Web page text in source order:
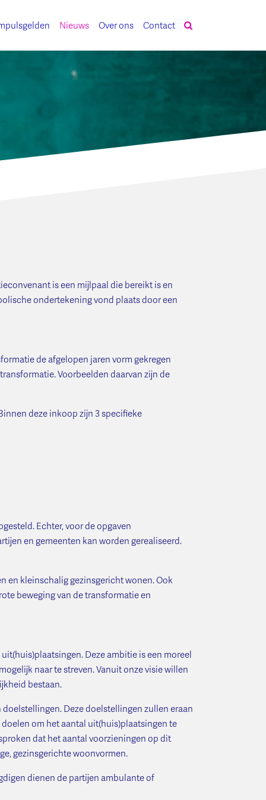
Nieuws Over ons Contact
is een mijlpaal die bereikt is en
ondertekening vond plaats door een
de afgelopen jaren vorm gekregen
Voorbeelden daarvan zijn de
deze inkoop zijn 3 specifieke
Echter, voor de opgaven
en gemeenten kan worden gerealiseerd.
en kleinschalig gezinsgericht wonen. Ook
beweging van de transformatie en
Deze ambitie is een moreel
naar te streven. Vanuit onze visie willen
bestaan.
Deze doelstellingen zullen eraan
om het aantal uit(huis)plaatsingen te
dat het aantal voorzieningen op dit
gezinsgerichte woonvormen.
dienen de partijen ambulante of